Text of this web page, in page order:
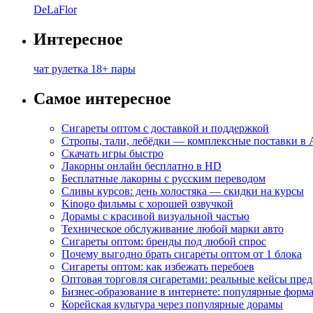
DeLaFlor
Интересное
чат рулетка 18+ пары
Самое интересное
Сигареты оптом с доставкой и поддержкой
Стропы, тали, лебёдки — комплексные поставки в
Скачать игры быстро
Лакорны онлайн бесплатно в HD
Бесплатные лакорны с русским переводом
Сливы курсов: день холостяка — скидки на курсы
Kinogo фильмы с хорошей озвучкой
Дорамы с красивой визуальной частью
Техническое обслуживание любой марки авто
Сигареты оптом: бренды под любой спрос
Почему выгодно брать сигареты оптом от 1 блока
Сигареты оптом: как избежать перебоев
Оптовая торговля сигаретами: реальные кейсы
Бизнес-образование в интернете: популярные
Корейская культура через популярные дорамы